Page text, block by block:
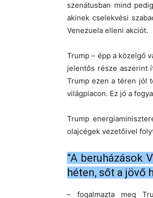
szenátusban mind
akinek cselekvési
Venezuela elleni akciót.
Trump – épp a közelgő
jelentős része aszerint
Trump ezen a téren jól
világpiacon. Ez jó a
Trump
olajcégek vezetőivel
”A beruházások
héten, sőt a jövő
– fogalmazta meg